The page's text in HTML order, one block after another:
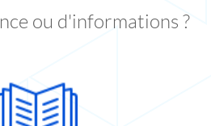
ou d'informations ?